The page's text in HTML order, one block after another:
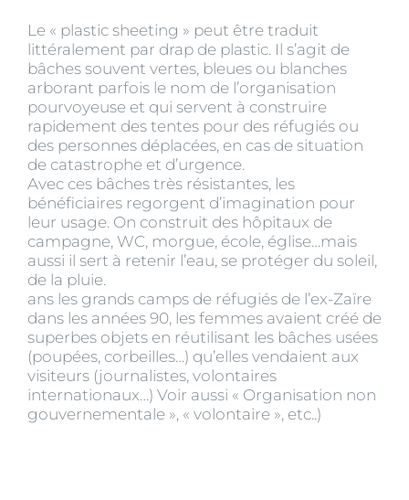
Le « plastic sheeting » peut être traduit
littéralement par drap de plastic. Il s’agit de
bâches souvent vertes, bleues ou blanches
arborant parfois le nom de l’organisation
pourvoyeuse et qui servent à construire
rapidement des tentes pour des réfugiés ou
des personnes déplacées, en cas de situation
de catastrophe et d’urgence.
Avec ces bâches très résistantes, les
bénéficiaires regorgent d’imagination pour
leur usage. On construit des hôpitaux de
campagne, WC, morgue, école, église…mais
aussi il sert à retenir l’eau, se protéger du soleil,
de la pluie.
ans les grands camps de réfugiés de l’ex-Zaïre
dans les années 90, les femmes avaient créé de
superbes objets en réutilisant les bâches usées
(poupées, corbeilles…) qu’elles vendaient aux
visiteurs (journalistes, volontaires
internationaux…) Voir aussi « Organisation non
gouvernementale », « volontaire », etc..)